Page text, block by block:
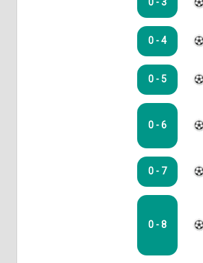
0 - 3
0 - 4
0 - 5
0 - 6
0 - 7
0 - 8